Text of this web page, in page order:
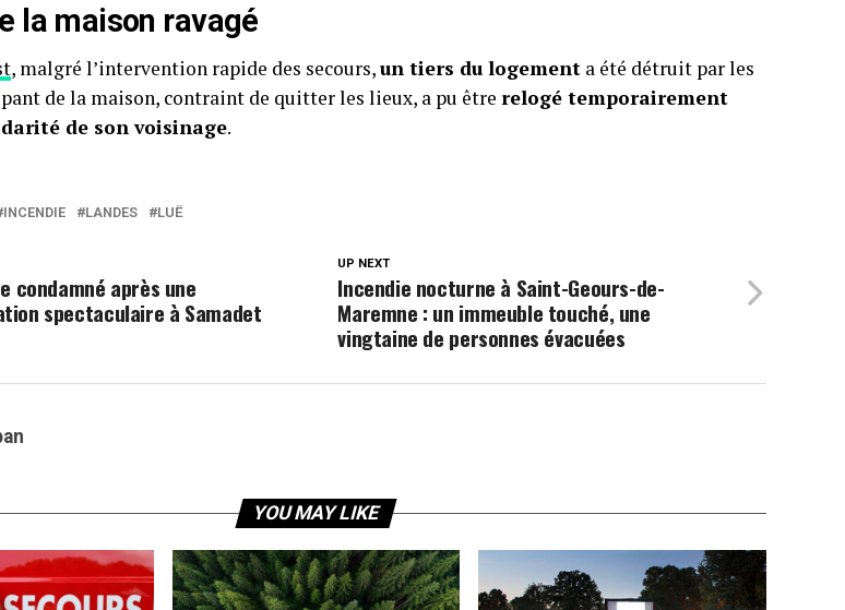
la maison ravagé
, malgré l’intervention rapide des secours,un tiers du logement a été détruit par les
de la maison, contraint de quitter les lieux, a pu être relogé temporairement
de son voisinage.
INCENDIE LANDES LUË
UP NEXT
Incendie nocturne à Saint-Geours-de-
Maremne : un immeuble touché, une
vingtaine de personnes évacuées
condamné après une
spectaculaire à Samadet
YOU MAY LIKE